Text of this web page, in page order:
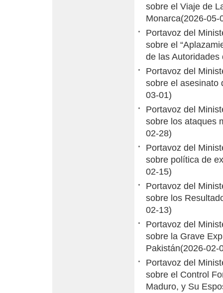
sobre el Viaje de
Monarca(2026-05-
Portavoz del
sobre el
de las Autoridades
Portavoz del
sobre el asesinato
03-01)
Portavoz del
sobre los ataques
02-28)
Portavoz del
sobre política de
02-15)
Portavoz del
sobre los
02-13)
Portavoz del
sobre la Grave
Pakistán(2026-02-
Portavoz del
sobre el Control
Maduro, y Su